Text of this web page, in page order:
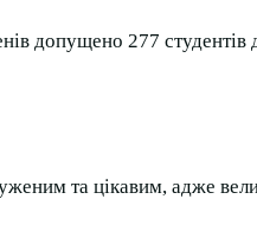
допущено 277 студентів
та цікавим, адже